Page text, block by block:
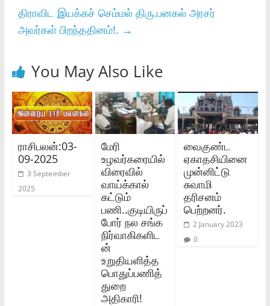
திராவிட இயக்கச் செம்மல் திரு.பனகல் அரசர்
அவர்கள் பிறந்ததினம்!. →
You May Also Like
ராசிபலன்:03-
09-2025
3 September
2025
மேரி
உழவர்கரையில்
விரைவில்
வாய்க்கால்
கட்டும்
பணி..குடியிருப்
போர் நல சங்க
நிர்வாகிகளிட
ன்
உறுதியளித்த
பொதுப்பணித்
துறை
அதிகாரி!
வைகுண்ட
ஏகாதசியினை
முன்னிட்டு
சுவாமி
தரிசனம்
பெற்றனர்.
2 January 2023
0